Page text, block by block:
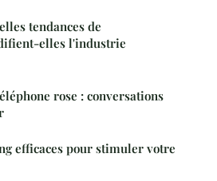
tendances de
elles l'industrie
rose : conversations
efficaces pour stimuler votre